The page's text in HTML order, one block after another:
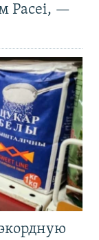
Расеі, —